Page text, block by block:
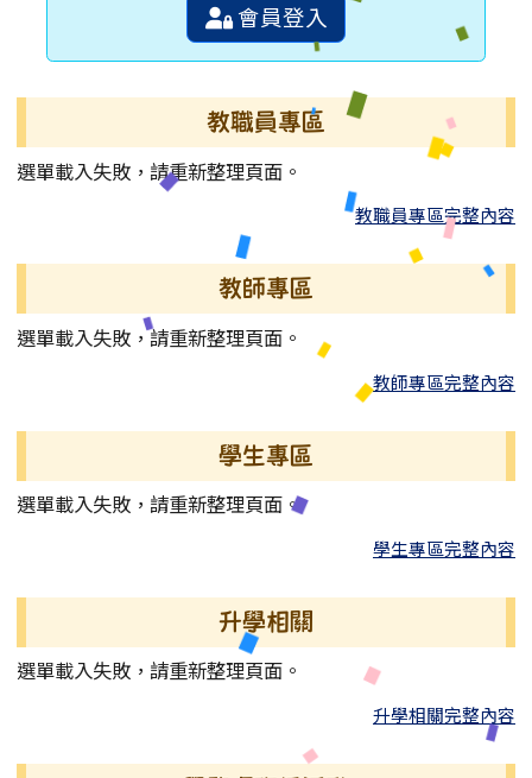
會員登入
教職員專區
選單載入失敗，請重新整理頁面。
教職員專區完整內容
教師專區
選單載入失敗，請重新整理頁面。
教師專區完整內容
學生專區
選單載入失敗，請重新整理頁面。
學生專區完整內容
升學相關
選單載入失敗，請重新整理頁面。
升學相關完整內容